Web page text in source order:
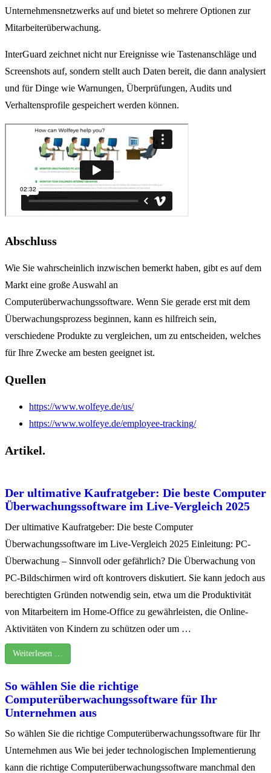
Unternehmensnetzwerks auf und bietet so mehrere Optionen zur
Mitarbeiterüberwachung.
InterGuard zeichnet nicht nur Ereignisse wie Tastenanschläge und
Screenshots auf, sondern stellt auch Daten bereit, die dann analysiert
und für Dinge wie Warnungen, Überprüfungen, Audits und
Verhaltensprofile gespeichert werden können.
Abschluss
Wie Sie wahrscheinlich inzwischen bemerkt haben, gibt es auf dem
Markt eine große Auswahl an
Computerüberwachungssoftware. Wenn Sie gerade erst mit dem
Überwachungsprozess beginnen, kann es hilfreich sein,
verschiedene Produkte zu vergleichen, um zu entscheiden, welches
für Ihre Zwecke am besten geeignet ist.
Quellen
https://www.wolfeye.de/us/
https://www.wolfeye.de/employee-tracking/
Artikel.
Der ultimative Kaufratgeber: Die beste Computer
Überwachungssoftware im Live-Vergleich 2025
Der ultimative Kaufratgeber: Die beste Computer
Überwachungssoftware im Live-Vergleich 2025 Einleitung: PC-
Überwachung – Sinnvoll oder gefährlich? Die Überwachung von
PC-Bildschirmen wird oft kontrovers diskutiert. Sie kann jedoch aus
berechtigten Gründen notwendig sein, etwa um die Produktivität
von Mitarbeitern im Home-Office zu gewährleisten, die Online-
Aktivitäten von Kindern zu schützen oder um …
Weiterlesen …
So wählen Sie die richtige
Computerüberwachungssoftware für Ihr
Unternehmen aus
So wählen Sie die richtige Computerüberwachungssoftware für Ihr
Unternehmen aus Wie bei jeder technologischen Implementierung
kann die richtige Computerüberwachungssoftware manchmal den